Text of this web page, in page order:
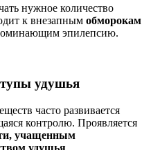
нужное количество
к внезапным обморокам
эпилепсию.
удушья
часто развивается
контролю. Проявляется
учащенным
удушья